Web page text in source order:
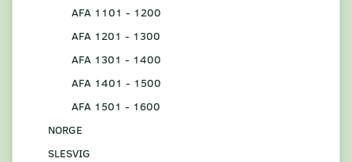
AFA 1101 - 1200
AFA 1201 - 1300
AFA 1301 - 1400
AFA 1401 - 1500
AFA 1501 - 1600
NORGE
SLESVIG